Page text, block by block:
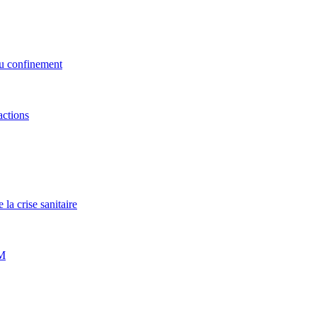
confinement
la crise sanitaire